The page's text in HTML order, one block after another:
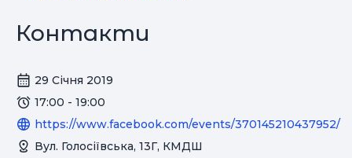
Контакти
29 Січня 2019
17:00 - 19:00
https://www.facebook.com/events/370145210437952/
Вул. Голосіївська, 13Г, КМДШ